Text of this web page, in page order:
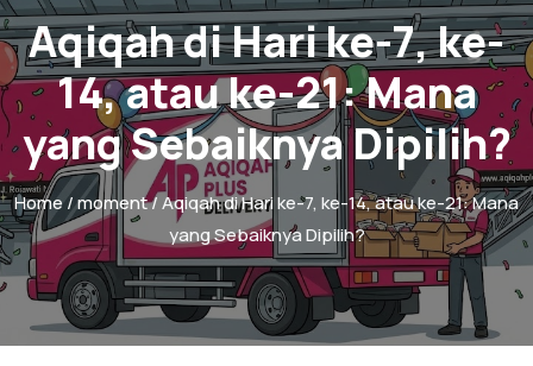
Aqiqah di Hari ke-7, ke-
14, atau ke-21: Mana
yang Sebaiknya Dipilih?
Home/moment/ Aqiqah di Hari ke-7, ke-14, atau ke-21: Mana
yang Sebaiknya Dipilih?